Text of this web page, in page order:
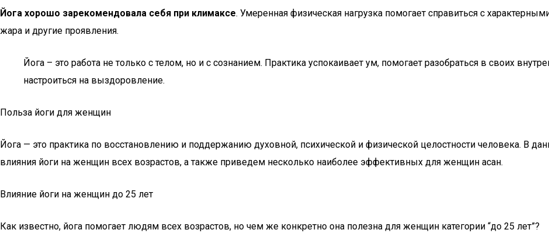
Йога хорошо зарекомендовала себя при климаксе. Умеренная физическая нагрузка помогает справиться с
жара и другие проявления.
Йога – это работа не только с телом, но и с сознанием. Практика успокаивает ум, помогает разобраться в своих
настроиться на выздоровление.
Польза йоги для женщин
Йога — это практика по восстановлению и поддержанию духовной, психической и физической целостности человека. В
влияния йоги на женщин всех возрастов, а также приведем несколько наиболее эффективных для женщин асан.
Влияние йоги на женщин до 25 лет
Как известно, йога помогает людям всех возрастов, но чем же конкретно она полезна для женщин категории “до 25 лет”?